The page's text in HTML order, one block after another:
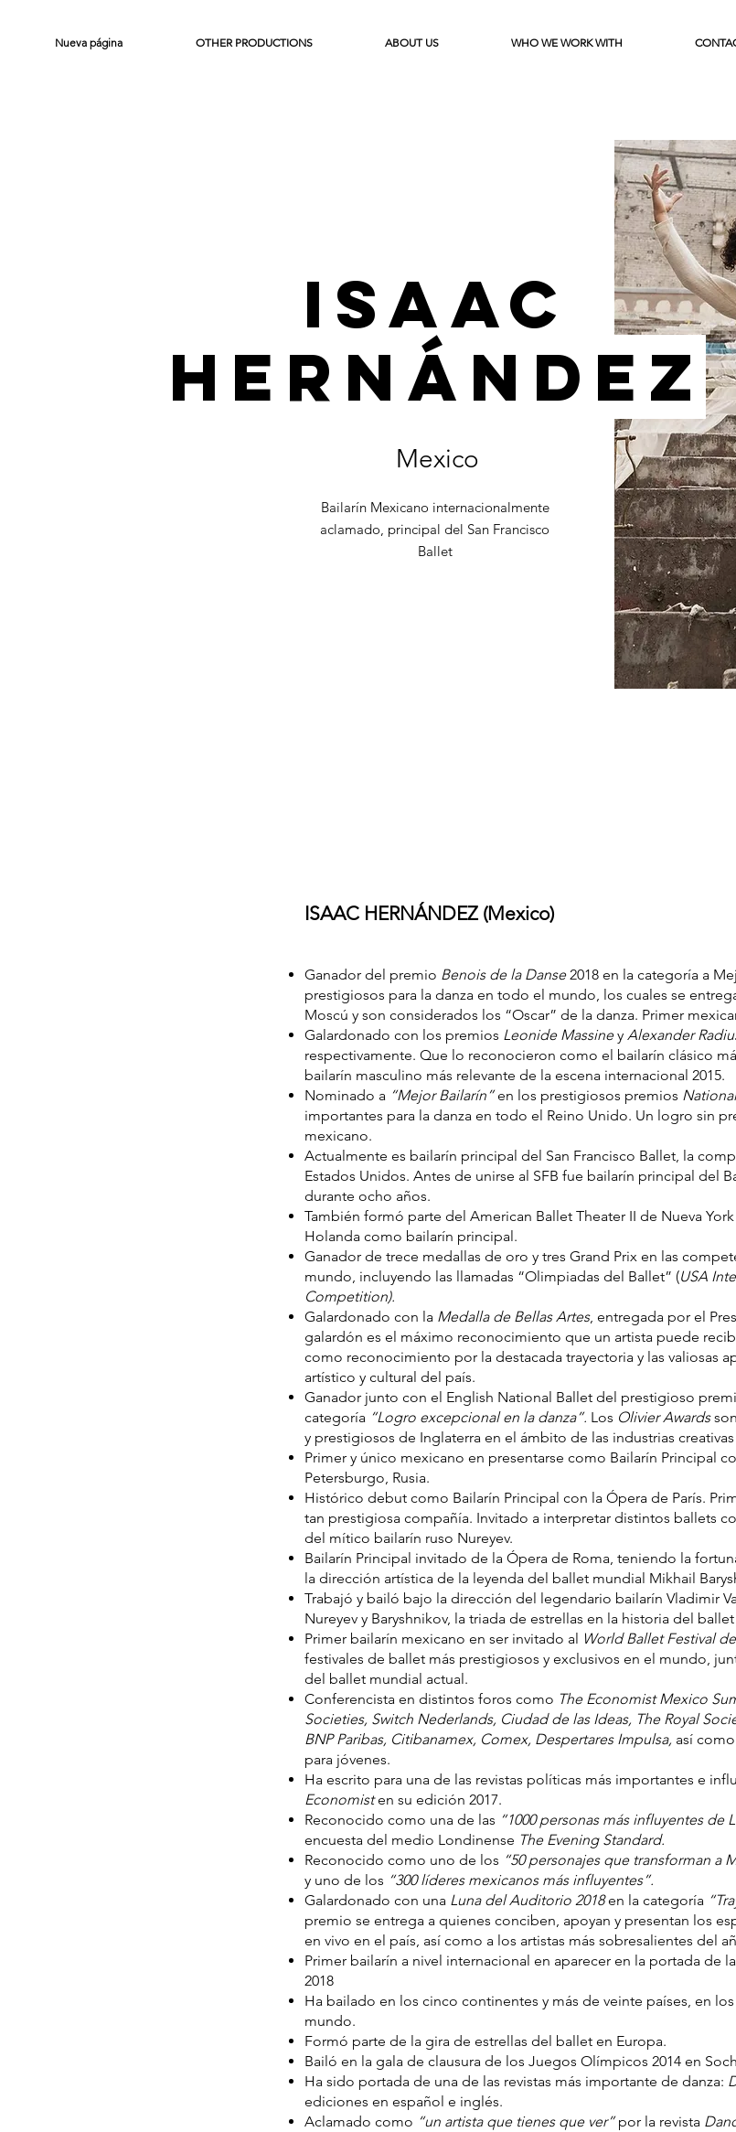
Nueva página OTHER PRODUCTIONS ABOUT US WHO WE WORK WITH
Isaac
Hernández
Bailarín Mexicano internacionalmente
aclamado, principal del San Francisco
Ballet
Mexico
ISAAC HERNÁNDEZ (Mexico)
Ganador del premio Benois de la Danse2018 en la categoría a
prestigiosos para la danza en todo el mundo, los cuales se
Moscú y son considerados los “Oscar” de la danza. Primer
Galardonado con los premios Leonide Massiney Alexander
respectivamente. Que lo reconocieron como el bailarín clásico
bailarín masculino más relevante de la escena internacional 2015.
Nominado a “Mejor Bailarín”en los prestigiosos premios
importantes para la danza en todo el Reino Unido. Un logro sin
mexicano.
Actualmente es bailarín principal del San Francisco Ballet, la
Estados Unidos. Antes de unirse al SFB fue bailarín principal del
durante ocho años.
También formó parte del American Ballet Theater II de Nueva
Holanda como bailarín principal.
Ganador de trece medallas de oro y tres Grand Prix en las
mundo, incluyendo las llamadas “Olimpiadas del Ballet” (USA
Competition).
Galardonado con la Medalla de Bellas Artes, entregada por el
galardón es el máximo reconocimiento que un artista puede
como reconocimiento por la destacada trayectoria y las valiosas
artístico y cultural del país.
Ganador junto con el English National Ballet del prestigioso
categoría “Logro excepcional en la danza”. Los Olivier Awards
y prestigiosos de Inglaterra en el ámbito de las industrias
Primer y único mexicano en presentarse como Bailarín Principal
Petersburgo, Rusia.
Histórico debut como Bailarín Principal con la Ópera de París.
tan prestigiosa compañía. Invitado a interpretar distintos ballets
del mítico bailarín ruso Nureyev.
Bailarín Principal invitado de la Ópera de Roma, teniendo la
la dirección artística de la leyenda del ballet mundial Mikhail
Trabajó y bailó bajo la dirección del legendario bailarín Vladimir
Nureyev y Baryshnikov, la triada de estrellas en la historia del
Primer bailarín mexicano en ser invitado al World Ballet Festival
festivales de ballet más prestigiosos y exclusivos en el mundo,
del ballet mundial actual.
Conferencista en distintos foros como The Economist Mexico
Societies, Switch Nederlands, Ciudad de las Ideas, The Royal
BNP Paribas, Citibanamex, Comex, Despertares Impulsa, así
para jóvenes.
Ha escrito para una de las revistas políticas más importantes e
Economisten su edición 2017.
Reconocido como una de las “1000 personas más influyentes de
encuesta del medio Londinense The Evening Standard.
Reconocido como uno de los “50 personajes que transforman a
y uno de los “300 líderes mexicanos más influyentes”.
Galardonado con una Luna del Auditorio 2018en la categoría
premio se entrega a quienes conciben, apoyan y presentan los
en vivo en el país, así como a los artistas más sobresalientes del
Primer bailarín a nivel internacional en aparecer en la portada de la
2018
Ha bailado en los cinco continentes y más de veinte países, en
mundo.
Formó parte de la gira de estrellas del ballet en Europa.
Bailó en la gala de clausura de los Juegos Olímpicos 2014 en
Ha sido portada de una de las revistas más importante de danza:
ediciones en español e inglés.
Aclamado como “un artista que tienes que ver”por la revista